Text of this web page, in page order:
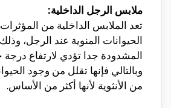
ملابس الرجل الداخلية:
تعد الملابس الداخلية من
الحيوانات المنوية عند الرجل،
المشدودة جدا تؤدي لارتفاع
وبالتالي فإنها تقلل من وجود
من الأنثوية لأنها أكثر من الأساس.